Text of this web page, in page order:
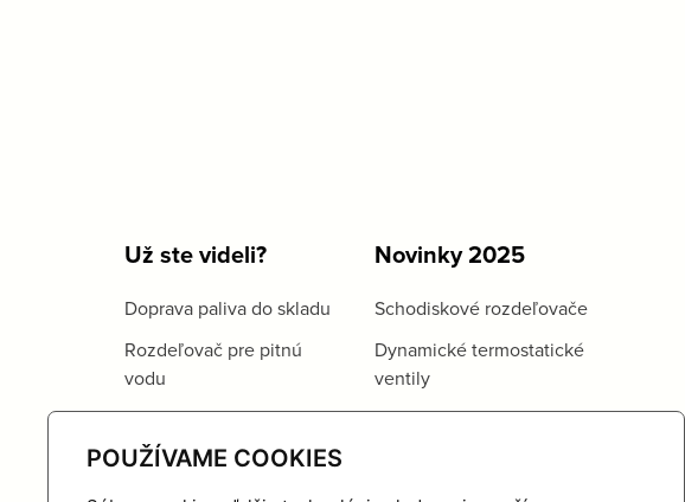
POUŽÍVAME COOKIES
Už ste videli?
Doprava paliva do skladu
Rozdeľovač pre pitnú
vodu
Novinky 2025
Schodiskové rozdeľovače
Dynamické termostatické
ventily